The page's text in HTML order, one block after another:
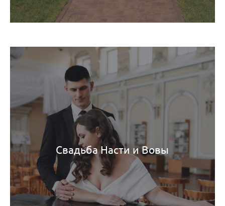
Свадьба Насти и Вовы